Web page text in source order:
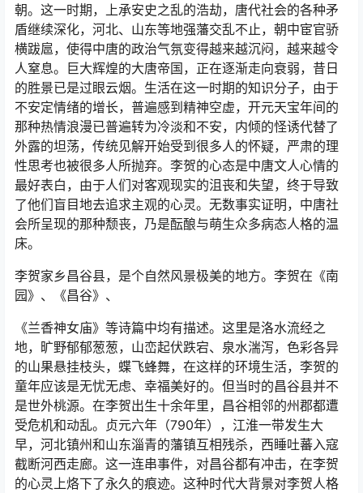
朝。这一时期，上承安史之乱的浩劫，唐代社会的各种矛
盾继续深化，河北、山东等地强藩交乱不止，朝中宦官骄
横跋扈，使得中唐的政治气氛变得越来越沉闷，越来越令
人窒息。巨大辉煌的大唐帝国，正在逐渐走向衰弱，昔日
的胜景已是过眼云烟。生活在这一时期的知识分子，由于
不安定情绪的增长，普遍感到精神空虚，开元天宝年间的
那种热情浪漫已普遍转为冷淡和不安，内倾的怪诱代替了
外露的坦荡，传统见解开始受到很多人的怀疑，严肃的理
性思考也被很多人所抛弃。李贺的心态是中唐文人心情的
最好表白，由于人们对客观现实的沮丧和失望，终于导致
了他们盲目地去追求主观的心灵。无数事实证明，中唐社
会所呈现的那种颓丧，乃是酝酿与萌生众多病态人格的温
床。
李贺家乡昌谷县，是个自然风景极美的地方。李贺在《南
园》、《昌谷》、
《兰香神女庙》等诗篇中均有描述。这里是洛水流经之
地，旷野郁郁葱葱，山峦起伏跌宕、泉水湍泻，色彩各异
的山果悬挂枝头，蝶飞蜂舞，在这样的环境生活，李贺的
童年应该是无忧无虑、幸福美好的。但当时的昌谷县并不
是世外桃源。在李贺出生十余年里，昌谷相邻的州郡都遭
受危机和动乱。贞元六年（790年），江淮一带发生大
早，河北镇州和山东淄青的藩镇互相残杀，西睡吐蕃入寇
截断河西走廊。这一连串事件，对昌谷都有冲击，在李贺
的心灵上烙下了永久的痕迹。这种时代大背景对李贺人格